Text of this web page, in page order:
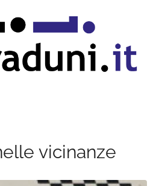
vicinanze